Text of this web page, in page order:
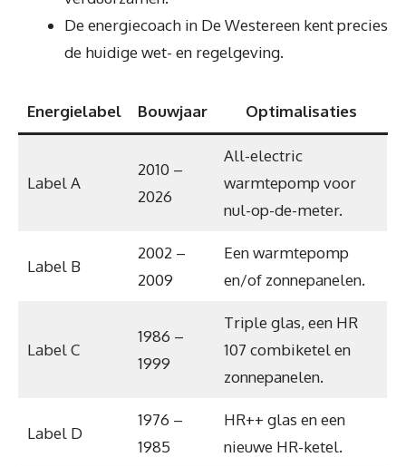
De energiecoach in De Westereen kent precies
de huidige wet- en regelgeving.
Energielabel Bouwjaar Optimalisaties
Label A
2010 –
2026
All-electric
warmtepomp voor
nul-op-de-meter.
Label B
2002 –
2009
Een warmtepomp
en/of zonnepanelen.
Label C
1986 –
1999
Triple glas, een HR
107 combiketel en
zonnepanelen.
Label D
1976 –
1985
HR++ glas en een
nieuwe HR-ketel.